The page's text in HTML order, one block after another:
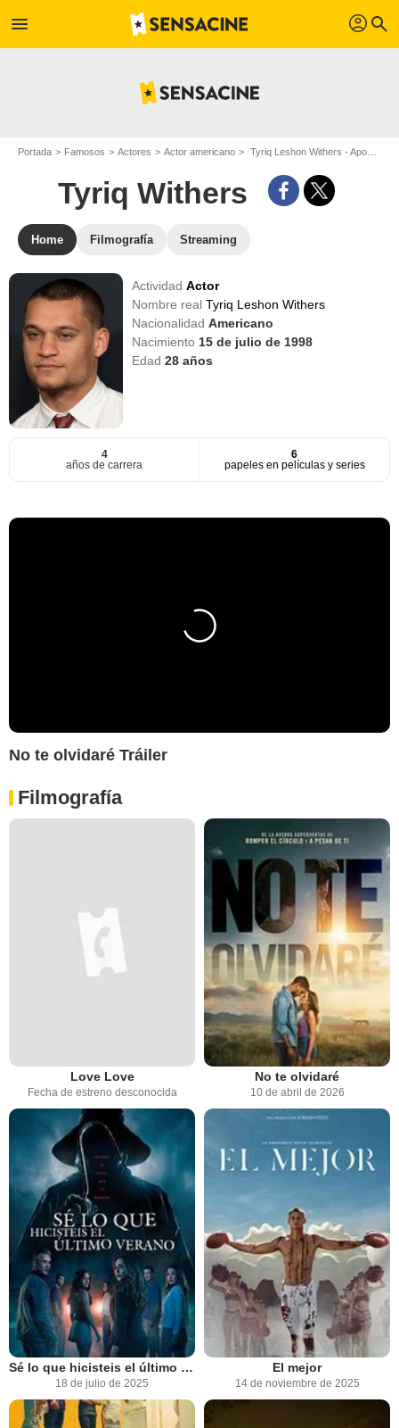
menu profil search
Portada Famosos Actores Actor americano Tyriq Leshon Withers - Apodo : Tyriq Withers
Tyriq Withers
Home Filmografía Streaming
ActividadActor
Nombre realTyriq Leshon Withers
NacionalidadAmericano
Nacimiento 15 de julio de 1998
Edad28 años
4
años de carrera
6
papeles en películas y series
No te olvidaré Tráiler
Filmografía
Love Love
Fecha de estreno desconocida
No te olvidaré
10 de abril de 2026
Sé lo que hicisteis el último verano
18 de julio de 2025
El mejor
14 de noviembre de 2025